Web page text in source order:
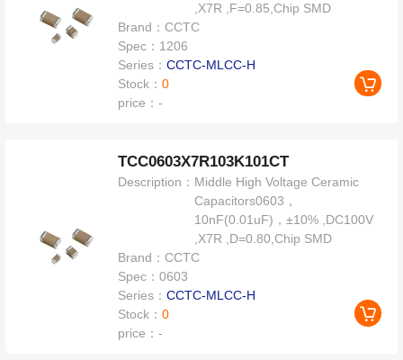
,X7R ,F=0.85,Chip SMD
Brand：CCTC
Spec： 1206
Series：CCTC-MLCC-H
Stock：0
price：-
TCC0603X7R103K101CT
Description： Middle High Voltage Ceramic
Capacitors0603，
10nF(0.01uF)，±10% ,DC100V
,X7R ,D=0.80,Chip SMD
Brand：CCTC
Spec：0603
Series：CCTC-MLCC-H
Stock：0
price：-